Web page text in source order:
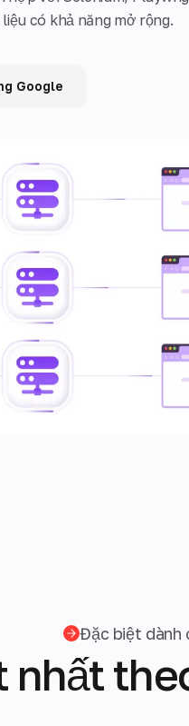
có khả năng mở rộng.
Google
Đặc biệt dành
nhất